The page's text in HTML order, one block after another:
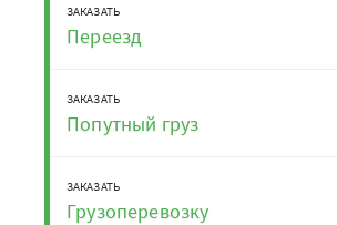
ЗАКАЗАТЬ
Переезд
ЗАКАЗАТЬ
Попутный груз
ЗАКАЗАТЬ
Грузоперевозку